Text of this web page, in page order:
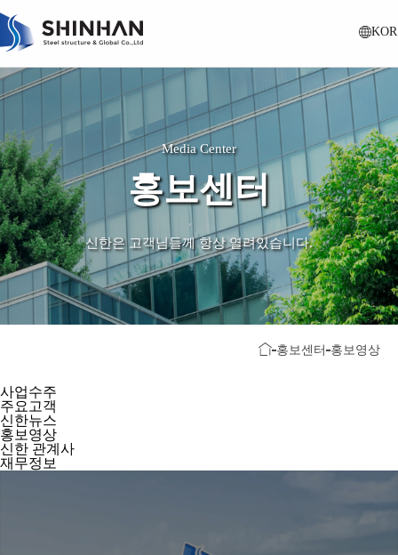
KOR
Media Center
홍보센터
신한은 고객님들께 항상 열려있습니다.
홍보센터 홍보영상
사업수주
주요고객
신한뉴스
홍보영상
신한 관계사
재무정보